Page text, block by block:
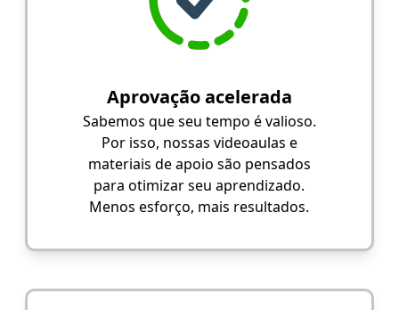
Aprovação acelerada
Sabemos que seu tempo é valioso.
Por isso, nossas videoaulas e
materiais de apoio são pensados
para otimizar seu aprendizado.
Menos esforço, mais resultados.